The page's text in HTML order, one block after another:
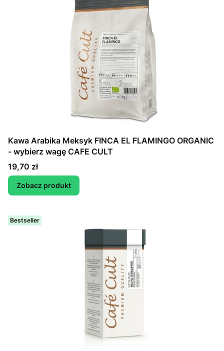
Kawa Arabika Meksyk FINCA EL FLAMINGO ORGANIC
- wybierz wagę CAFE CULT
Cena
19,70 zł
Zobacz produkt
Bestseller